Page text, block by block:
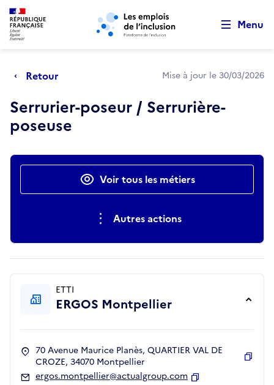
Aller au menu principal Aller au contenu principal
Menu
Retour Mise à jour le 30/03/2026
Serrurier-poseur / Serrurière-
poseuse
Actions rapidesVoir tous les métiers
Autres actions
ETTI
ERGOS Montpellier
70 Avenue Maurice Planès, QUARTIER VAL DE
CROZE, 34070 Montpellier
ergos.montpellier@actualgroup.com
Retour au début de la page
Panneau de gestion des cookies